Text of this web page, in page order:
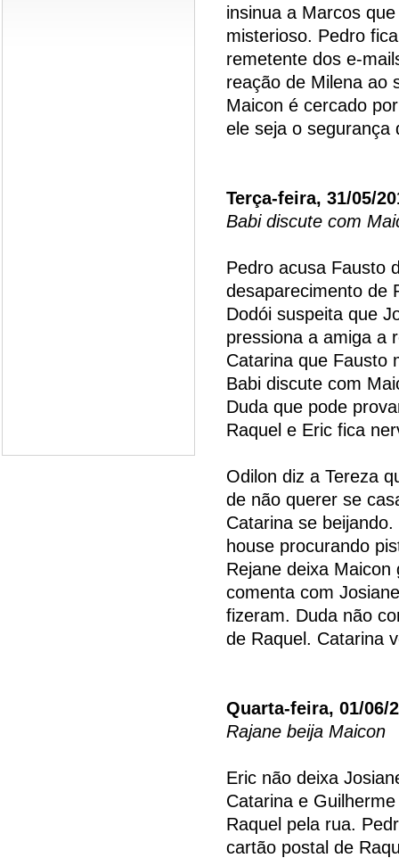
insinua a Marcos
misterioso. Pedro
remetente dos e-
reação de Milena ao
Maicon é cercado
ele seja o segurança
Terça-feira, 31/05/
Babi discute com
Pedro acusa Fausto
desaparecimento de
Dodói suspeita que
pressiona a amiga a
Catarina que Fausto
Babi discute com
Duda que pode
Raquel e Eric fica
Odilon diz a Tereza
de não querer se
Catarina se
house procurando
Rejane deixa
comenta com
fizeram. Duda não
de Raquel. Catarina
Quarta-feira, 01/06/
Rajane beija Maicon
Eric não deixa
Catarina e
Raquel pela rua.
cartão postal de